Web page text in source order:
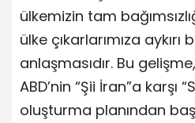
ülkemizin tam
ülke çıkarlarımıza aykırı
anlaşmasıdır. Bu
ABD’nin “Şii İran”a karşı
oluşturma planından